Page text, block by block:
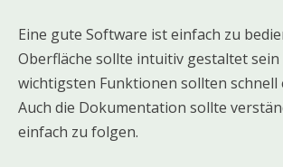
Eine gute Software ist einfach zu
Oberfläche sollte intuitiv gestaltet sein
wichtigsten Funktionen sollten schnell
Auch die Dokumentation sollte
einfach zu folgen.